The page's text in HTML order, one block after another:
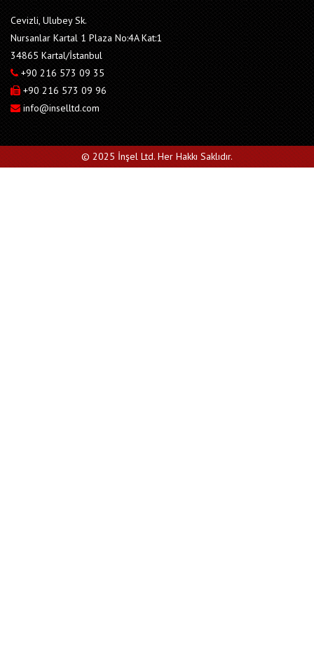
Cevizli, Ulubey Sk.
Nursanlar Kartal 1 Plaza No:4A Kat:1
34865 Kartal/İstanbul
+90 216 573 09 35
+90 216 573 09 96
info@inselltd.com
© 2025 İnşel Ltd. Her Hakkı Saklıdır.